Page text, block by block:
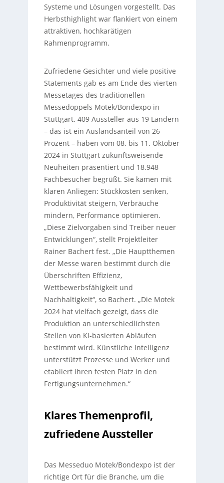
Systeme und Lösungen vorgestellt. Das
Herbsthighlight war flankiert von einem
attraktiven, hochkarätigen
Rahmenprogramm.
Zufriedene Gesichter und viele positive
Statements gab es am Ende des vierten
Messetages des traditionellen
Messedoppels Motek/Bondexpo in
Stuttgart. 409 Aussteller aus 19 Ländern
– das ist ein Auslandsanteil von 26
Prozent – haben vom 08. bis 11. Oktober
2024 in Stuttgart zukunftsweisende
Neuheiten präsentiert und 18.948
Fachbesucher begrüßt. Sie kamen mit
klaren Anliegen: Stückkosten senken,
Produktivität steigern, Verbräuche
mindern, Performance optimieren.
„Diese Zielvorgaben sind Treiber neuer
Entwicklungen“, stellt Projektleiter
Rainer Bachert fest. „Die Hauptthemen
der Messe waren bestimmt durch die
Überschriften Effizienz,
Wettbewerbsfähigkeit und
Nachhaltigkeit“, so Bachert. „Die Motek
2024 hat vielfach gezeigt, dass die
Produktion an unterschiedlichsten
Stellen von KI-basierten Abläufen
bestimmt wird. Künstliche Intelligenz
unterstützt Prozesse und Werker und
etabliert ihren festen Platz in den
Fertigungsunternehmen.“
Klares Themenprofil,
zufriedene Aussteller
Das Messeduo Motek/Bondexpo ist der
richtige Ort für die Branche, um die